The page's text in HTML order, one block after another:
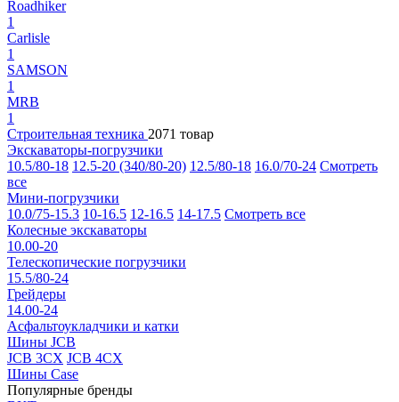
Roadhiker
1
Carlisle
1
SAMSON
1
MRB
1
Строительная техника 2071 товар
Экскаваторы-погрузчики
10.5/80-18 12.5-20 (340/80-20) 12.5/80-18 16.0/70-24 Смотреть
все
Мини-погрузчики
10.0/75-15.3 10-16.5 12-16.5 14-17.5 Смотреть все
Колесные экскаваторы
10.00-20
Телескопические погрузчики
15.5/80-24
Грейдеры
14.00-24
Асфальтоукладчики и катки
Шины JCB
JCB 3CX JCB 4CX
Шины Case
Популярные бренды